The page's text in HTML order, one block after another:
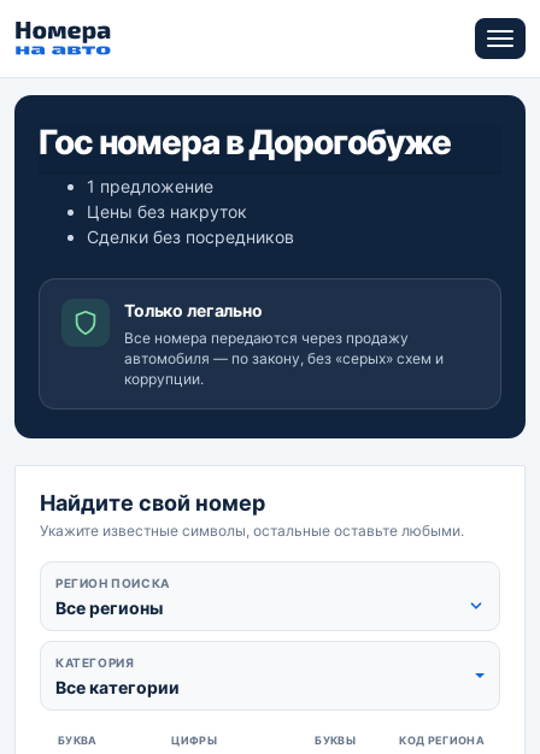
Гос номера в Дорогобуже
1 предложение
Цены без накруток
Сделки без посредников
Только легально
Все номера передаются через продажу
автомобиля — по закону, без «серых» схем и
коррупции.
Найдите свой номер
Укажите известные символы, остальные оставьте любыми.
РЕГИОН ПОИСКА
Все регионы
КАТЕГОРИЯ
Все категории
БУКВА ЦИФРЫ БУКВЫ КОД РЕГИОНА